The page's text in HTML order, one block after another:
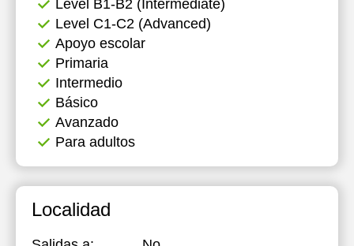
Level B1-B2 (Intermediate)
Level C1-C2 (Advanced)
Apoyo escolar
Primaria
Intermedio
Básico
Avanzado
Para adultos
Localidad